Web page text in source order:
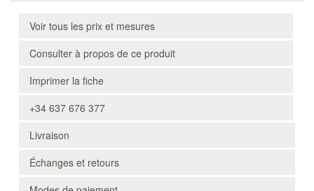
Voir tous les prix et mesures
Consulter à propos de ce produit
Imprimer la fiche
+34 637 676 377
Livraison
Échanges et retours